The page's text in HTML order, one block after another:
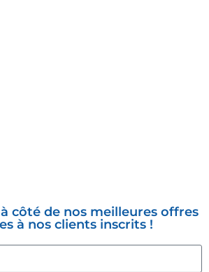
à côté de nos meilleures offres
à nos clients inscrits !